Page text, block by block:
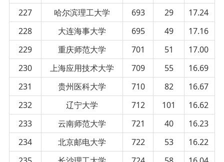
227
哈尔滨理工大学 693 29
17.24
228
大连海事大学 695 49
17.16
229
重庆师范大学 701 51
17.00
230
上海应用技术大学 709 55
16.69
231
贵州医科大学 710 82
16.67
232
辽宁大学 712 101
16.62
233
云南师范大学 721 40
16.23
234
北京邮电大学 722 53
16.22